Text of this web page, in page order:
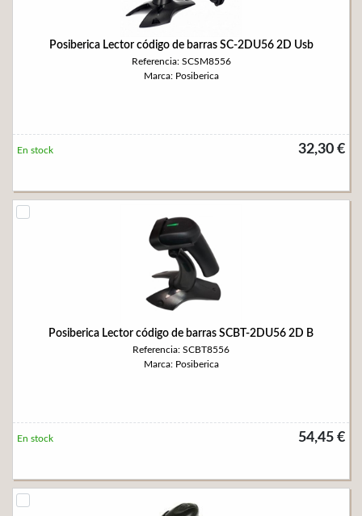
Posiberica Lector código de barras SC-2DU56 2D Usb
Referencia: SCSM8556
Marca: Posiberica
32,30 €
En stock
Posiberica Lector código de barras SCBT-2DU56 2D B
Referencia: SCBT8556
Marca: Posiberica
54,45 €
En stock